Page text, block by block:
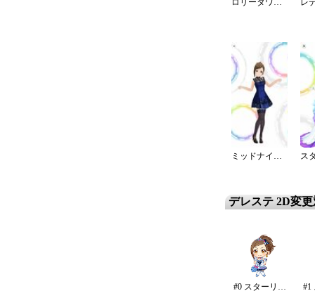
デレステ 2D変
#0 スターリースカイ・ブライト